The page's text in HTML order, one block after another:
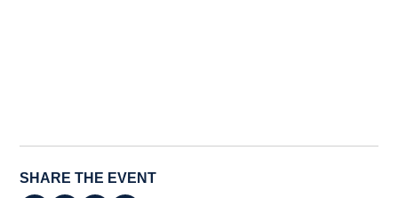
SHARE THE EVENT